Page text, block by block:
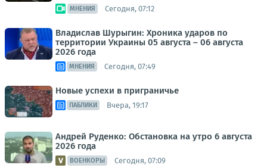
МНЕНИЯ Сегодня, 07:12
Владислав Шурыгин: Хроника ударов по
территории Украины 05 августа – 06 августа
2026 года
МНЕНИЯ Сегодня, 07:49
Новые успехи в приграничье
ПАБЛИКИ Вчера, 19:17
Андрей Руденко: Обстановка на утро 6 августа
2026 года
ВОЕНКОРЫ Сегодня, 07:09